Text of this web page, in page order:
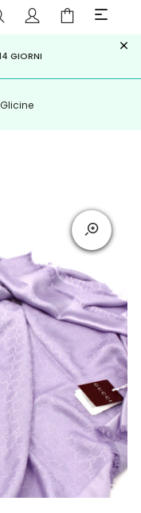
, APPAGO
SCONTI E
GIORNI ×